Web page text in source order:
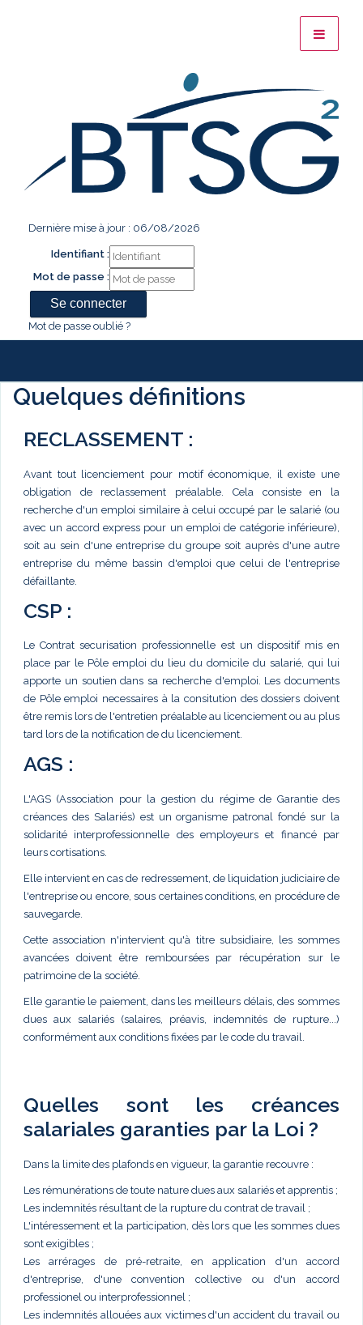
Dernière mise à jour : 06/08/2026
Identifiant :
Mot de passe :
Mot de passe oublié ?
Quelques définitions
RECLASSEMENT :
Avant tout licenciement pour motif économique, il existe une
obligation de reclassement préalable. Cela consiste en la
recherche d'un emploi similaire à celui occupé par le salarié (ou
avec un accord express pour un emploi de catégorie inférieure),
soit au sein d'une entreprise du groupe soit auprès d'une autre
entreprise du même bassin d'emploi que celui de l'entreprise
défaillante.
CSP :
Le Contrat securisation professionnelle est un dispositif mis en
place par le Pôle emploi du lieu du domicile du salarié, qui lui
apporte un soutien dans sa recherche d'emploi. Les documents
de Pôle emploi necessaires à la consitution des dossiers doivent
être remis lors de l'entretien préalable au licenciement ou au plus
tard lors de la notification de du licenciement.
AGS :
L'AGS (Association pour la gestion du régime de Garantie des
créances des Salariés) est un organisme patronal fondé sur la
solidarité interprofessionnelle des employeurs et financé par
leurs cortisations.
Elle intervient en cas de redressement, de liquidation judiciaire de
l'entreprise ou encore, sous certaines conditions, en procédure de
sauvegarde.
Cette association n'intervient qu'à titre subsidiaire, les sommes
avancées doivent être remboursées par récupération sur le
patrimoine de la société.
Elle garantie le paiement, dans les meilleurs délais, des sommes
dues aux salariés (salaires, préavis, indemnités de rupture...)
conformément aux conditions fixées par le code du travail.
Quelles sont les créances
salariales garanties par la Loi ?
Dans la limite des plafonds en vigueur, la garantie recouvre :
Les rémunérations de toute nature dues aux salariés et apprentis ;
Les indemnités résultant de la rupture du contrat de travail ;
L'intéressement et la participation, dès lors que les sommes dues
sont exigibles ;
Les arrérages de pré-retraite, en application d'un accord
d'entreprise, d'une convention collective ou d'un accord
professionel ou interprofessionnel ;
Les indemnités allouées aux victimes d'un accident du travail ou